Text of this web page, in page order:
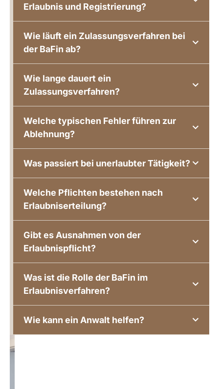
Erlaubnis und Registrierung?
Wie läuft ein Zulassungsverfahren bei
der BaFin ab?
Wie lange dauert ein
Zulassungsverfahren?
Welche typischen Fehler führen zur
Ablehnung?
Was passiert bei unerlaubter Tätigkeit?
Welche Pflichten bestehen nach
Erlaubniserteilung?
Gibt es Ausnahmen von der
Erlaubnispflicht?
Was ist die Rolle der BaFin im
Erlaubnisverfahren?
Wie kann ein Anwalt helfen?